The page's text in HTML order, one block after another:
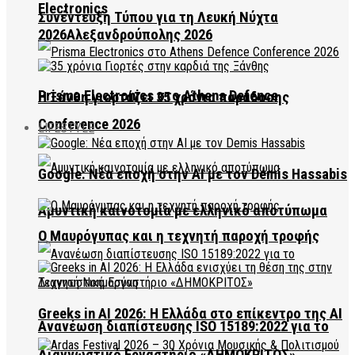
Electronics
Prisma Electronics στο Athens Defence
Conference 2026
Αμυντική καινοτομία με ελληνικό αποτύπωμα
Ανανέωση διαπίστευσης ISO 15189:2022 για το
Συνέντευξη Τύπου για τη Λευκή Νύχτα
2026Αλεξανδρούπολης 2026
Η Ξάνθη γιορτάζει 35 χρόνια παράδοσης
LIFESTYLE
Google: Νέα εποχή στην AI με τον Demis Hassabis
Ο Μαυρόγυπας και η τεχνητή παροχή τροφής
Greeks in AI 2026: Η Ελλάδα στο επίκεντρο της AI